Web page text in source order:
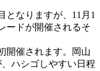
となりますが、11月1
ードが開催されるそ
開催されます。岡山
ハシゴしやすい日程